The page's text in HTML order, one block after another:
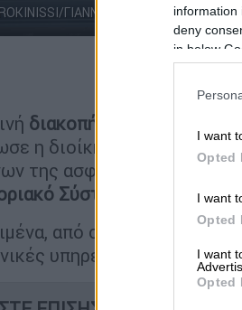
information
deny
in below
I want
Opted
I want
Opted
I want
Opted
ΓΙΑΝΝΗΣ ΠΑΝΑΓΟΠΟΥΛΟΣ)
διακοπή λειτουργίας
η διοίκηση του
e-ΕΦΚΑ,
της ασφαλιστικής
Σύστημα
(νέο ΟΠΣ).
από σήμερα (14/04)
υπηρεσίες που